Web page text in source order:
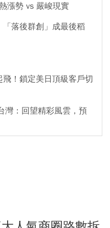
漲勢 vs 嚴峻現實
落後群創」成最後稻
！鎖定美日頂級客戶切
灣：回望精彩風雲，預